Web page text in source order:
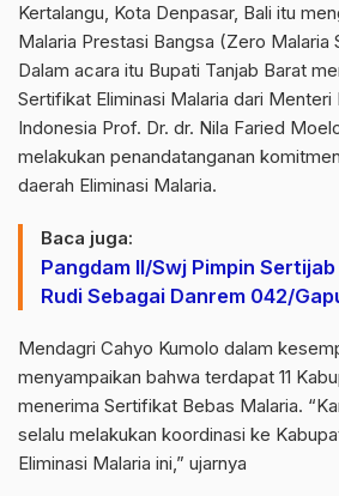
Kertalangu, Kota Denpasar, Bali itu
Malaria Prestasi Bangsa (Zero Malaria
Dalam acara itu Bupati Tanjab Barat
Sertifikat Eliminasi Malaria dari Menteri
Indonesia Prof. Dr. dr. Nila Faried
melakukan penandatanganan
daerah Eliminasi Malaria.
Baca juga:
Pangdam II/Swj Pimpin
Rudi Sebagai Danrem 042/
Mendagri Cahyo Kumolo dalam
menyampaikan bahwa terdapat 11
menerima Sertifikat Bebas Malaria.
selalu melakukan koordinasi ke
Eliminasi Malaria ini,” ujarnya